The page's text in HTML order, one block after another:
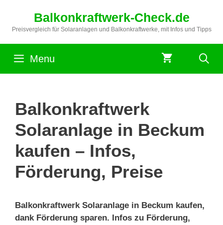
springen
Balkonkraftwerk-Check.de
Preisvergleich für Solaranlagen und Balkonkraftwerke, mit Infos und Tipps
Menu
Balkonkraftwerk
Solaranlage in Beckum
kaufen – Infos,
Förderung, Preise
Balkonkraftwerk Solaranlage in Beckum kaufen,
dank Förderung sparen. Infos zu Förderung,